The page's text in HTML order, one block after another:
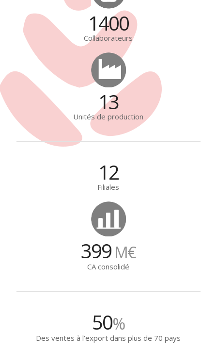
1400
Collaborateurs
13
Unités de production
12
Filiales
399 M€
CA consolidé
50%
Des ventes à l’export dans plus de 70 pays